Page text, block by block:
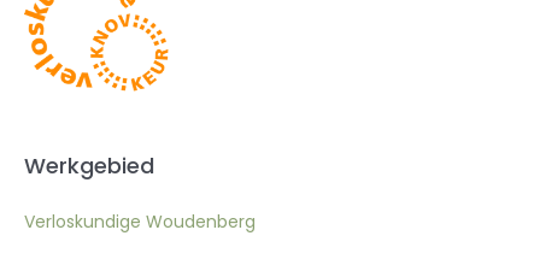
Werkgebied
Verloskundige Woudenberg